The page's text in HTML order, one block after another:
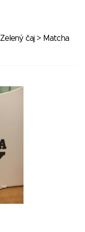
Zelený čaj > Matcha